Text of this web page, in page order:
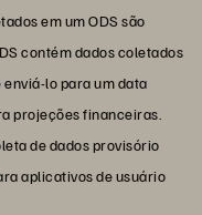
em um ODS são
contém dados coletados
lo para um data
projeções financeiras.
de dados provisório
aplicativos de usuário